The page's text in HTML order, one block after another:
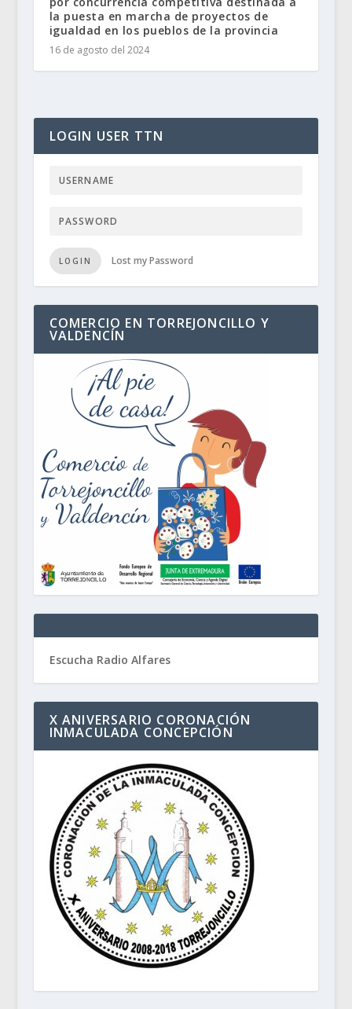
la puesta en marcha de proyectos de
igualdad en los pueblos de la provincia
16 de agosto del 2024
LOGIN USER TTN
LOGIN Lost my Password
COMERCIO EN TORREJONCILLO Y
VALDENCÍN
Escucha Radio Alfares
X ANIVERSARIO CORONACIÓN
INMACULADA CONCEPCIÓN